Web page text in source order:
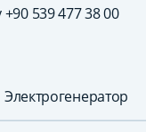
539 477 38 00
Электрогенератор